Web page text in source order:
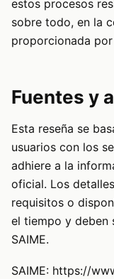
estos procesos
sobre todo, en la
proporcionada
Fuentes y
Esta reseña se
usuarios con los
adhiere a la
oficial. Los
requisitos o
el tiempo y deben
SAIME.
SAIME: https://